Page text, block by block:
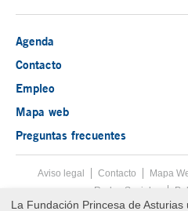
Agenda
Contacto
Empleo
Mapa web
Preguntas frecuentes
Aviso legal Tecla de acceso 8
Contacto Mapa
Redes Sociales
La Fundación Princesa de